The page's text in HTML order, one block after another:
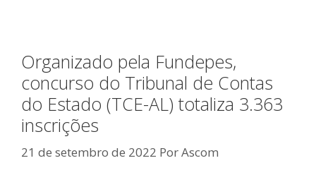
Organizado pela Fundepes,
concurso do Tribunal de Contas
do Estado (TCE-AL) totaliza 3.363
inscrições
21 de setembro de 2022 PorAscom